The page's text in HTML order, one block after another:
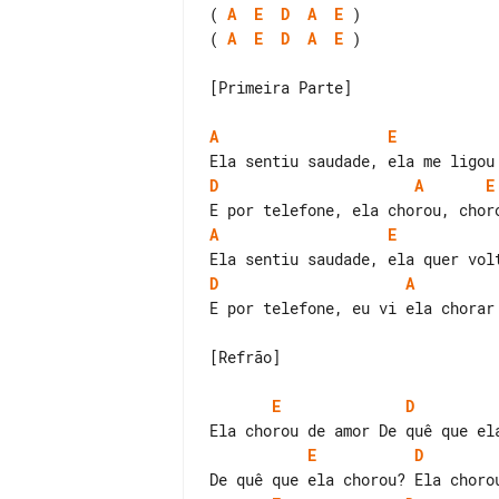
( A E D A E
( A E D A E )
[Primeira Parte]
A
E
D
A E
A E
D
A
E por telefone, eu vi ela chorar
[Refrão]
E D
E D